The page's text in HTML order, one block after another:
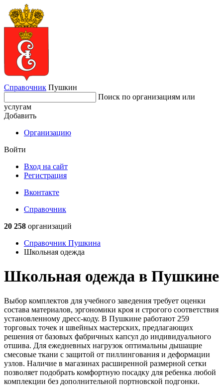
Справочник Пушкин
Поиск по организациям или
услугам
Добавить
Организацию
Войти
Вход на сайт
Регистрация
Вконтакте
Справочник
20 258 организаций
Справочник Пушкина
Школьная одежда
Школьная одежда в Пушкине
Выбор комплектов для учебного заведения требует оценки
состава материалов, эргономики кроя и строгого соответствия
установленному дресс-коду. В Пушкине работают 259
торговых точек и швейных мастерских, предлагающих
решения от базовых фабричных капсул до индивидуального
отшива. Для ежедневных нагрузок оптимальны дышащие
смесовые ткани с защитой от пиллингования и деформации
узлов. Наличие в магазинах расширенной размерной сетки
позволяет подобрать комфортную посадку для ребенка любой
комплекции без дополнительной портновской подгонки.